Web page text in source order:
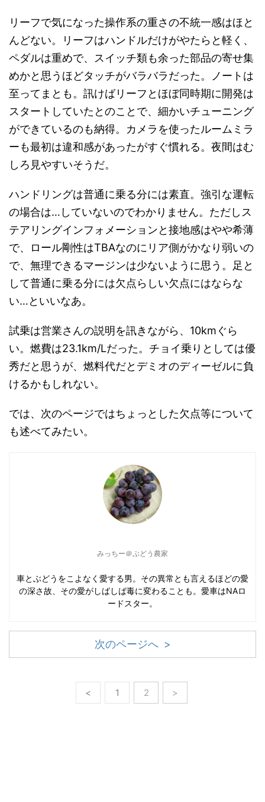
リーフで気になった操作系の重さの不統一感はほと
んどない。リーフはハンドルだけがやたらと軽く、
ペダルは重めで、スイッチ類も余った部品の寄せ集
めかと思うほどタッチがバラバラだった。ノートは
至ってまとも。訊けばリーフとほぼ同時期に開発は
スタートしていたとのことで、細かいチューニング
ができているのも納得。カメラを使ったルームミラ
ーも最初は違和感があったがすぐ慣れる。夜間はむ
しろ見やすいそうだ。
ハンドリングは普通に乗る分には素直。強引な運転
の場合は…していないのでわかりません。ただしス
テアリングインフォメーションと接地感はやや希薄
で、ロール剛性はTBAなのにリア側がかなり弱いの
で、無理できるマージンは少ないように思う。足と
して普通に乗る分には欠点らしい欠点にはならな
い…といいなあ。
試乗は営業さんの説明を訊きながら、10kmぐら
い。燃費は23.1km/Lだった。チョイ乗りとしては優
秀だと思うが、燃料代だとデミオのディーゼルに負
けるかもしれない。
では、次のページではちょっとした欠点等について
も述べてみたい。
みっちー＠ぶどう農家
車とぶどうをこよなく愛する男。その異常とも言えるほどの愛
の深さ故、その愛がしばしば毒に変わることも。愛車はNAロ
ードスター。
次のページへ >
< 1 2 >